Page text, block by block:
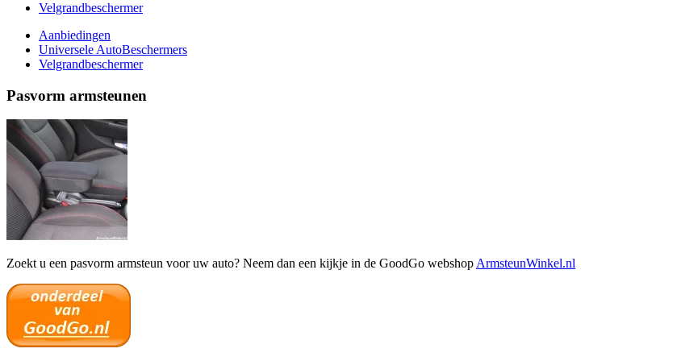
Velgrandbeschermer
Aanbiedingen
Universele AutoBeschermers
Velgrandbeschermer
Pasvorm armsteunen
Zoekt u een pasvorm armsteun voor uw auto? Neem dan een kijkje in de GoodGo webshop ArmsteunWinkel.nl